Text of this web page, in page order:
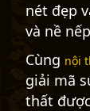
nét đẹp
và nề
Cùng nội
giải mã
thất